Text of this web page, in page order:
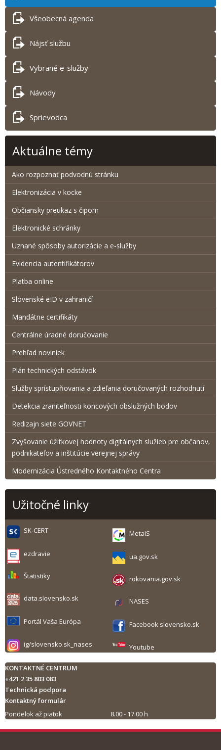
Všeobecná agenda
Nájsť službu
Vybrané e-služby
Návody
Sprievodca
Aktuálne témy
Ako rozpoznať podvodnú stránku
Elektronizácia v kocke
Občiansky preukaz s čipom
Elektronické schránky
Uznané spôsoby autorizácie a e-služby
Evidencia autentifikátorov
Platba online
Slovenské eID v zahraničí
Mandátne certifikáty
Centrálne úradné doručovanie
Prehľad noviniek
Plán technických odstávok
Služby sprístupňovania a zdieľania doručovaných rozhodnutí
Detekcia zraniteľnosti koncových obslužných bodov
Redizajn siete GOVNET
Zvyšovanie úžitkovej hodnoty digitálnych služieb pre občanov,
podnikateľov a inštitúcie verejnej správy
Modernizácia Ústredného Kontaktného Centra
Užitočné linky
SK-CERT MetaIS
ezdravie ua.gov.sk
Štatistiky rokovania.gov.sk
data.slovensko.sk NASES
Portál Vaša Európa Facebook slovensko.sk
ig/slovensko.sk_nases Youtube
KONTAKTNÉ CENTRUM
+421 2 35 803 083
Technická podpora
Kontaktný formulár
Pondelok až piatok
8.00 - 17.00 h
Tlač obsahu